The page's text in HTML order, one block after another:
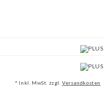
* Inkl. MwSt. zzgl.Versandkosten